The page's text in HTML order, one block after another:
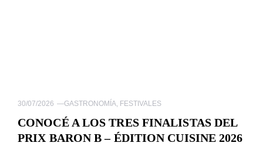
30/07/2026 —GASTRONOMÍA FESTIVALES
CONOCÉ A LOS TRES FINALISTAS DEL
PRIX BARON B – ÉDITION CUISINE 2026